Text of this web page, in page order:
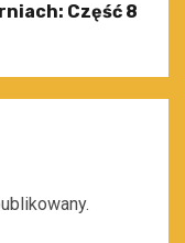
Część 8